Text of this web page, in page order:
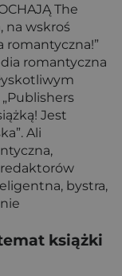
The
na wskroś
romantyczna!”
romantyczna
Jest
Ali
redaktorów
bystra,
książki